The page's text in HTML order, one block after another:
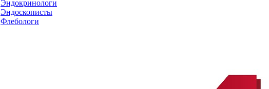
Эндокринологи
Эндоскописты
Флебологи